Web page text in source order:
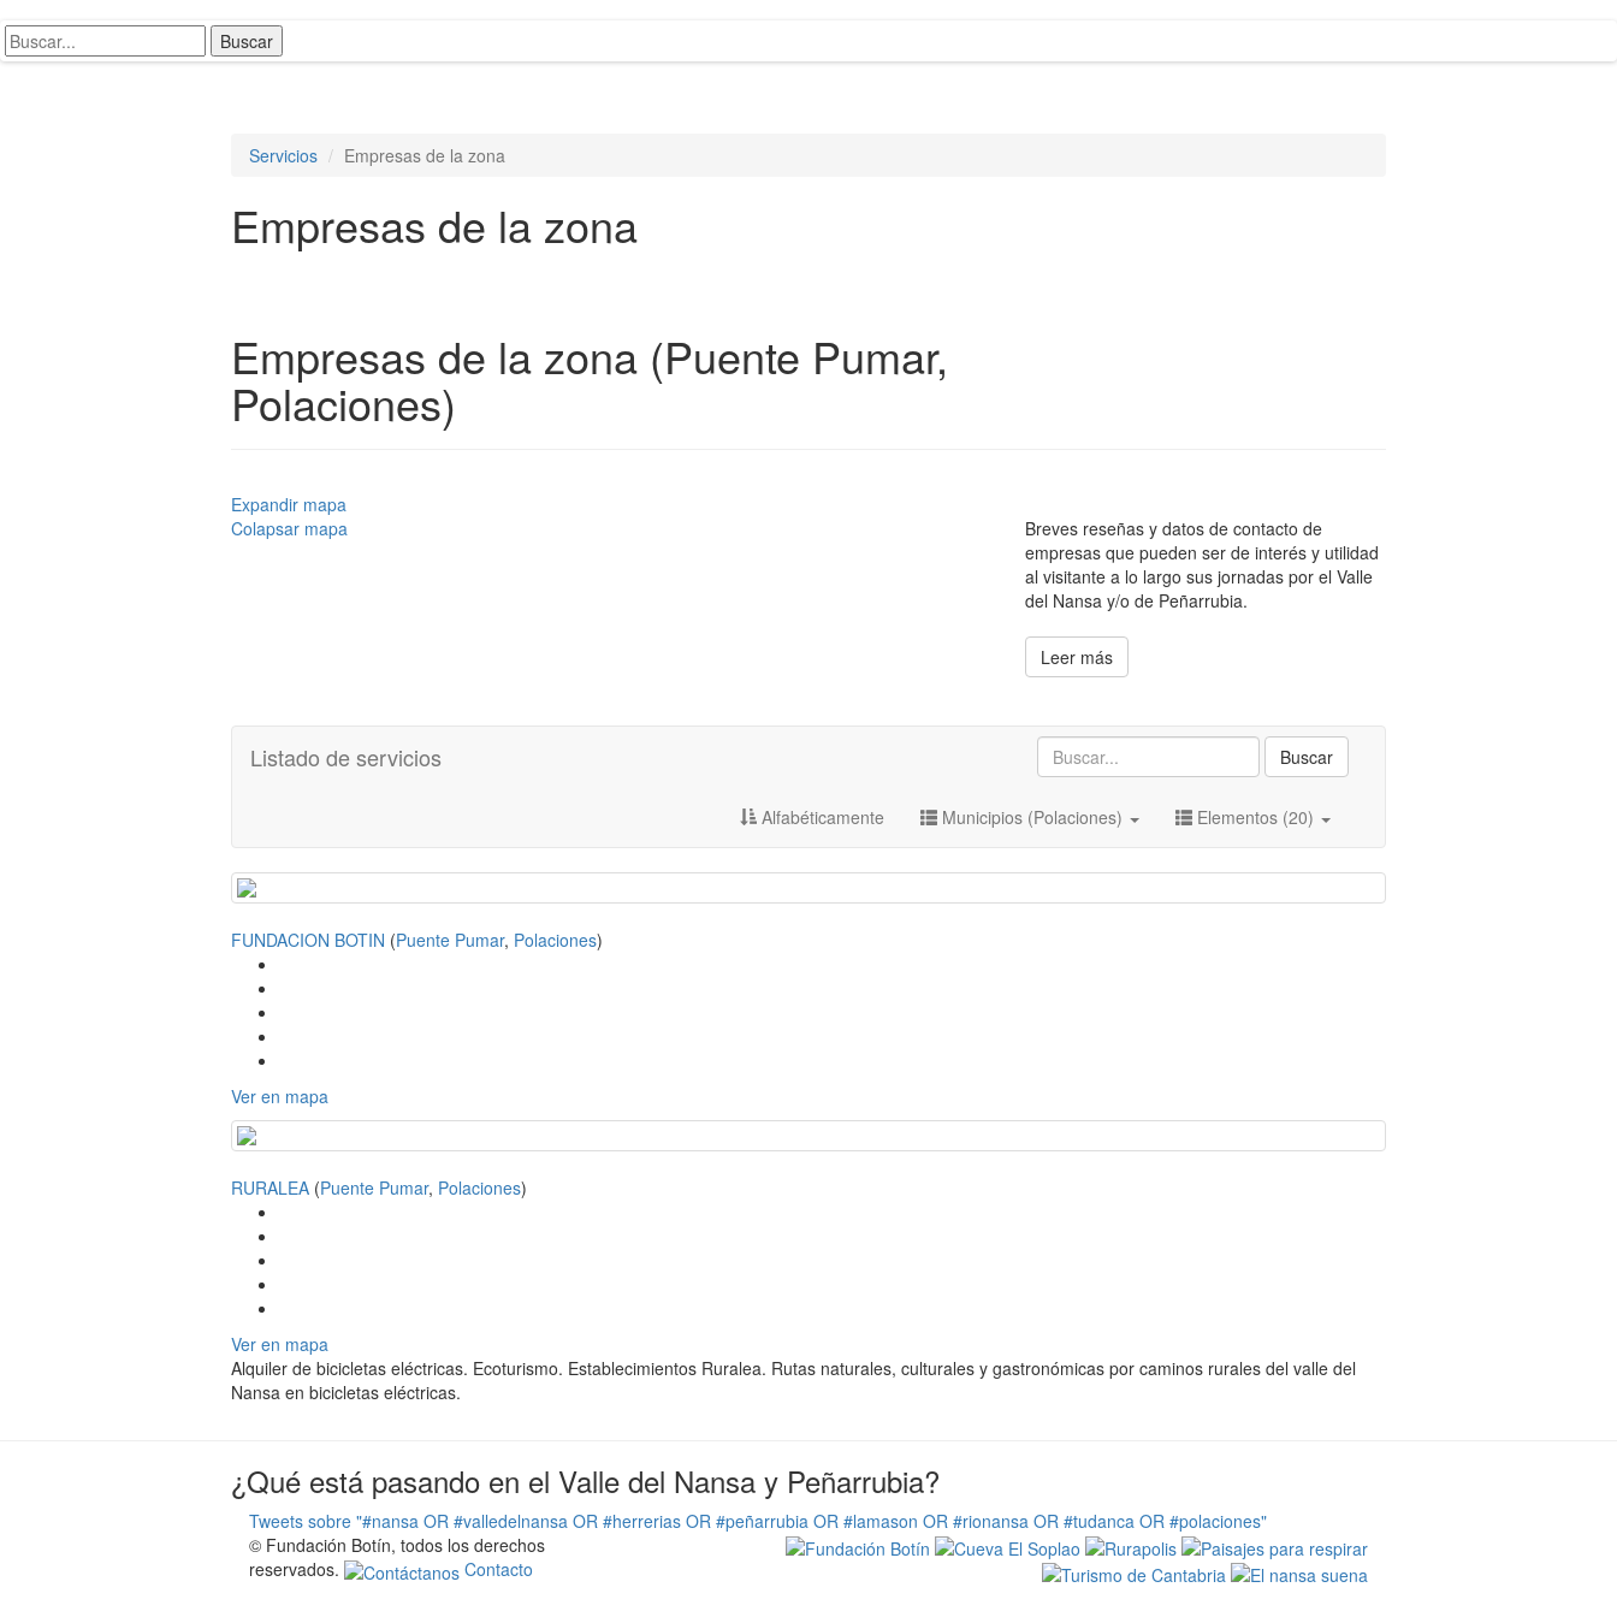
Servicios Empresas de la zona
Empresas de la zona
Empresas de la zona (Puente Pumar,
Polaciones)
Expandir mapa
Colapsar mapa
Breves reseñas y datos de contacto de
empresas que pueden ser de interés y utilidad
al visitante a lo largo sus jornadas por el Valle
del Nansa y/o de Peñarrubia.
Leer más
Listado de servicios Buscar
Alfabéticamente Municipios (Polaciones) Elementos (20)
FUNDACION BOTIN (Puente Pumar, Polaciones)
Ver en mapa
RURALEA (Puente Pumar, Polaciones)
Ver en mapa
Alquiler de bicicletas eléctricas. Ecoturismo. Establecimientos Ruralea. Rutas naturales, culturales y gastronómicas por caminos rurales del valle del
Nansa en bicicletas eléctricas.
¿Qué está pasando en el Valle del Nansa y Peñarrubia?
Tweets sobre "#nansa OR #valledelnansa OR #herrerias OR #peñarrubia OR #lamason OR #rionansa OR #tudanca OR #polaciones"
© Fundación Botín, todos los derechos
reservados.
Contacto